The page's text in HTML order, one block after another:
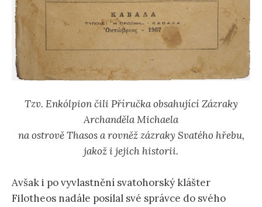
Tzv. Enkólpion čili Příručka obsahující Zázraky
Archanděla Michaela
na ostrově Thasos a rovněž zázraky Svatého hřebu,
jakož i jejich historii.
Avšak i po vyvlastnění svatohorský klášter
Filotheos nadále posílal své správce do svého